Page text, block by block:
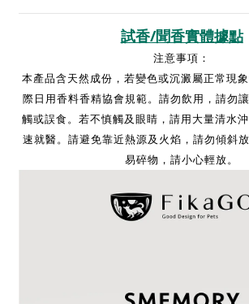
試香/聞香實體據點
注意事項：
本產品含天然成份，若變色或沉澱屬正常現
際日用香料香精協會規範。請勿飲用，請勿
觸或誤食。若不慎觸及眼睛，請用大量清水
速就醫。請避免靠近熱源及火焰，請勿傾斜
易碎物，請小心輕放。